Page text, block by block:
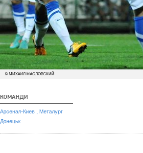
© МИХАИЛ МАСЛОВСКИЙ
КОМАНДИ
Арсенал-Киев , Металург
Донецьк